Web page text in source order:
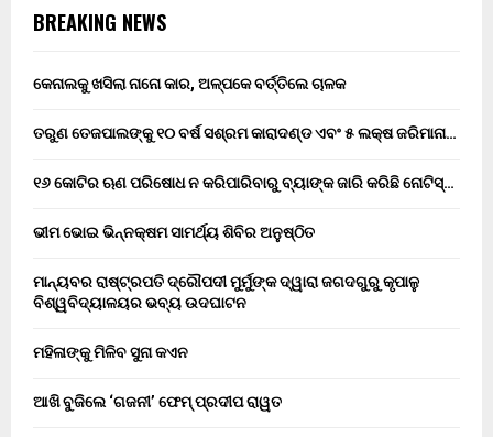
BREAKING NEWS
କେନାଲକୁ ଖସିଲା ନାନୋ କାର, ଅଳ୍ପକେ ବର୍ତ୍ତିଲେ ଚାଳକ
ତରୁଣ ତେଜପାଲଙ୍କୁ ୧୦ ବର୍ଷ ସଶ୍ରମ କାରାଦଣ୍ଡ ଏବଂ ₹୫ ଲକ୍ଷ ଜରିମାନା…
୧୬ କୋଟିର ଋଣ ପରିଷୋଧ ନ କରିପାରିବାରୁ ବ୍ୟାଙ୍କ ଜାରି କରିଛି ନୋଟିସ୍…
ଭୀମ ଭୋଇ ଭିନ୍ନକ୍ଷମ ସାମର୍ଥ୍ୟ ଶିବିର ଅନୁଷ୍ଠିତ
ମାନ୍ୟବର ରାଷ୍ଟ୍ରପତି ଦ୍ରୌପଦୀ ମୁର୍ମୁଙ୍କ ଦ୍ୱାରା ଜଗଦଗୁରୁ କୃପାଳୁ
ବିଶ୍ୱବିଦ୍ୟାଳୟର ଭବ୍ୟ ଉଦଘାଟନ
ମହିଳାଙ୍କୁ ମିଳିବ ସୁନା କଏନ
ଆଖି ବୁଜିଲେ ‘ଗଜନୀ’ ଫେମ୍ ପ୍ରଦୀପ ରାୱତ